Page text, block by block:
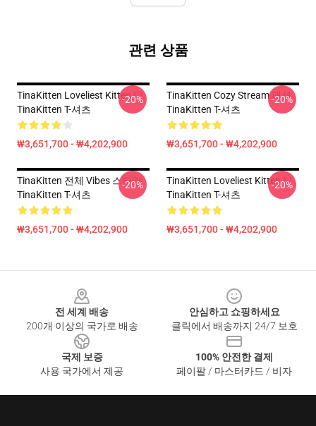
관련 상품
TinaKitten Loveliest Kitten 티
TinaKitten T-셔츠
₩3,651,700 - ₩4,202,900
-20%
TinaKitten Cozy Stream 패션
TinaKitten T-셔츠
₩3,651,700 - ₩4,202,900
-20%
TinaKitten 전체 Vibes 스타일
TinaKitten T-셔츠
₩3,651,700 - ₩4,202,900
-20%
TinaKitten Loveliest Kitten 티
TinaKitten T-셔츠
₩3,651,700 - ₩4,202,900
-20%
전 세계 배송
200개 이상의 국가로 배송
안심하고 쇼핑하세요
클릭에서 배송까지 24/7 보호
국제 보증
사용 국가에서 제공
100% 안전한 결제
페이팔 / 마스터카드 / 비자